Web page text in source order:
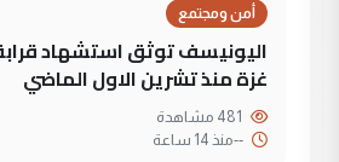
أمن ومجتمع
غزة منذ تشرين الاول الماضي
--منذ 14 ساعة